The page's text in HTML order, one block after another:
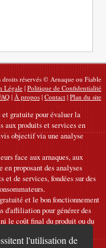
l'utilisation de
droits réservés © Arnaque ou Fiable
Légale|Politique de Confidentialité
|À propos|Contact|Plan du site
gratuite pour évaluer la
produits et services en
objectif via une analyse
face aux arnaques, aux
proposant des analyses
de services, fondées sur des
et le bon fonctionnement
d'affiliation pour générer des
le coût final du produit ou du
et ne constituent pas